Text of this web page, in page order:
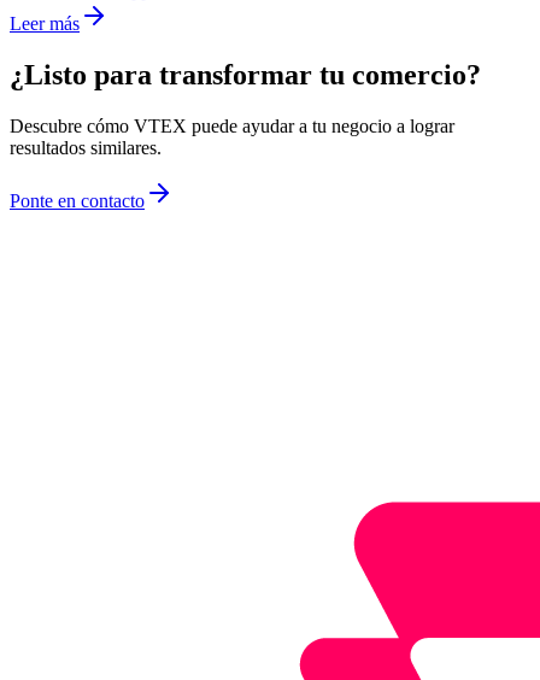
Leer más
¿Listo para transformar tu comercio?
Descubre cómo VTEX puede ayudar a tu negocio a lograr
resultados similares.
Ponte en contacto